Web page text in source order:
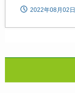
2022年08月02日